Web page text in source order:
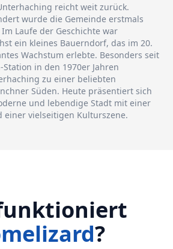
reicht weit zurück.
wurde die Gemeinde erstmals
Laufe der Geschichte war
ein kleines Bauerndorf, das im 20.
Wachstum erlebte. Besonders seit
in den 1970er Jahren
zu einer beliebten
Süden. Heute präsentiert sich
und lebendige Stadt mit einer
einer vielseitigen Kulturszene.
?